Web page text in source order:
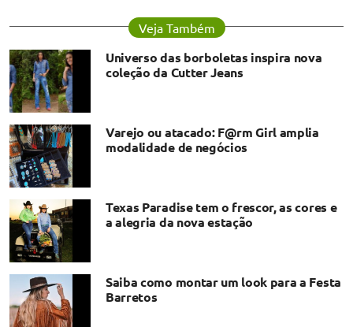
Veja Também
Universo das borboletas inspira nova
coleção da Cutter Jeans
Varejo ou atacado: F@rm Girl amplia
modalidade de negócios
Texas Paradise tem o frescor, as cores e
a alegria da nova estação
Saiba como montar um look para a Festa
Barretos